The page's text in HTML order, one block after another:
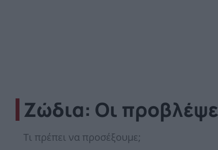
Ζώδια: Οι
Τι πρέπει να προσέξουμε;